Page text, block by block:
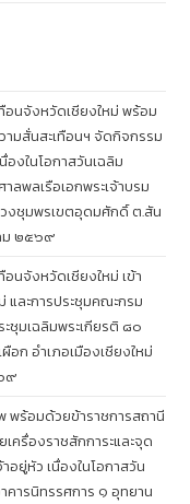
อนจังหวัดเชียงใหม่ พร้อม
ามสั่นสะเทือนฯ จัดกิจกรรม
องในโอกาสวันเฉลิม
ลพลเรือเอกพระเจ้าบรม
วงชุมพรเขตอุดมศักดิ์ ต.สัน
ม ๒๕๖๙
นจังหวัดเชียงใหม่ เข้า
และการประชุมคณะกรม
มเฉลิมพระเกียรติ ๘๐
อก อำเภอเมืองเชียงใหม่
๙
พร้อมด้วยข้าราชการสถานี
ครื่องราชสักการะและจุด
อยู่หัว เนื่องในโอกาสวัน
ารนิทรรศการ ๑ อุทยาน